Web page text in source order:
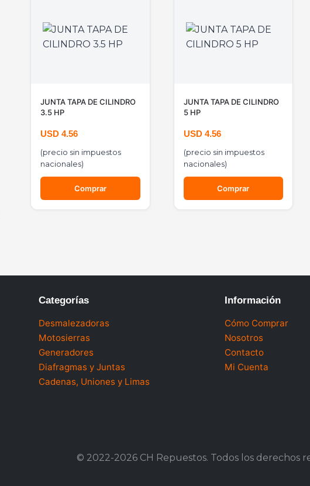
JUNTA TAPA DE CILINDRO
3.5 HP
USD4.56
(precio sin impuestos
nacionales)
Comprar
JUNTA TAPA DE CILINDRO
5 HP
USD 4.56
(precio sin impuestos
nacionales)
Comprar
Categorías
Desmalezadoras
Motosierras
Generadores
Diafragmas y Juntas
Cadenas, Uniones y Limas
Información
Cómo Comprar
Nosotros
Contacto
Mi Cuenta
© 2022-2026 CH Repuestos. Todos los derechos